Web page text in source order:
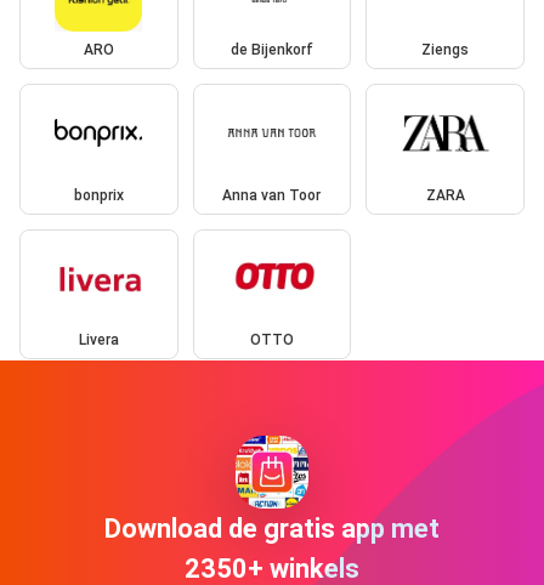
ARO de Bijenkorf Ziengs
bonprix Anna van Toor ZARA
Livera OTTO
Download de gratis app met
2350+ winkels